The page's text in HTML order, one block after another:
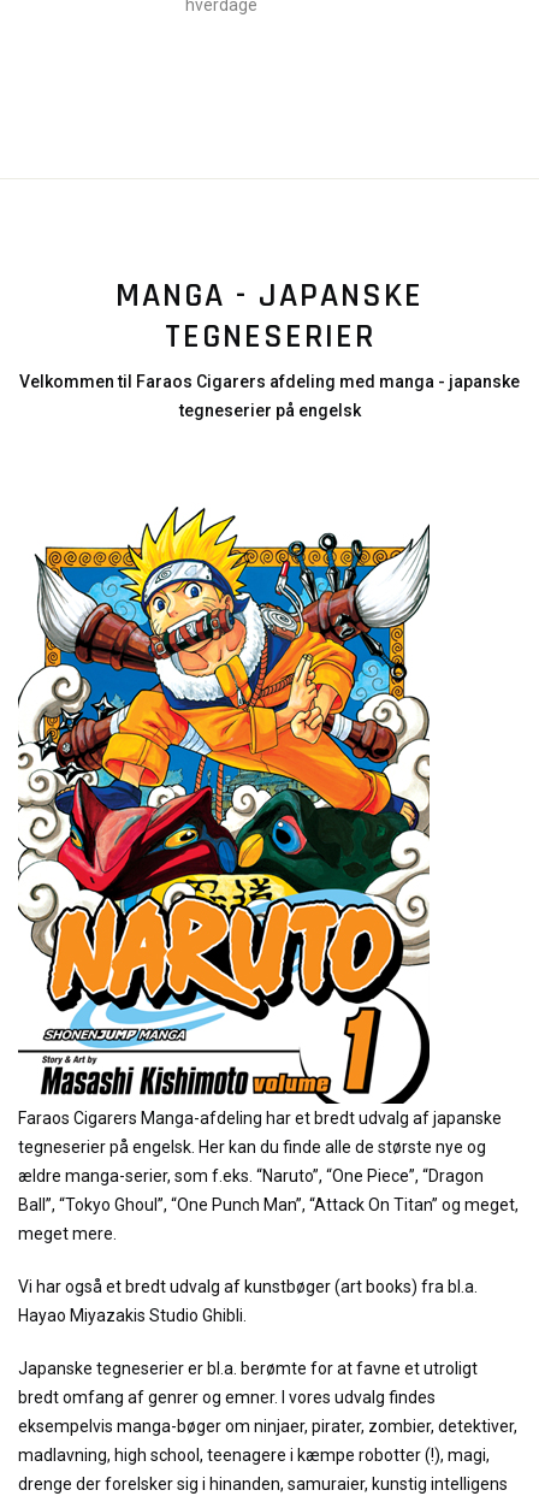
hverdage
MANGA - JAPANSKE
TEGNESERIER
Velkommen til Faraos Cigarers afdeling med manga - japanske
tegneserier på engelsk
Faraos Cigarers Manga-afdeling har et bredt udvalg af japanske
tegneserier på engelsk. Her kan du finde alle de største nye og
ældre manga-serier, som f.eks. “Naruto”, “One Piece”, “Dragon
Ball”, “Tokyo Ghoul”, “One Punch Man”, “Attack On Titan” og meget,
meget mere.
Vi har også et bredt udvalg af kunstbøger (art books) fra bl.a.
Hayao Miyazakis Studio Ghibli.
Japanske tegneserier er bl.a. berømte for at favne et utroligt
bredt omfang af genrer og emner. I vores udvalg findes
eksempelvis manga-bøger om ninjaer, pirater, zombier, detektiver,
madlavning, high school, teenagere i kæmpe robotter (!), magi,
drenge der forelsker sig i hinanden, samuraier, kunstig intelligens